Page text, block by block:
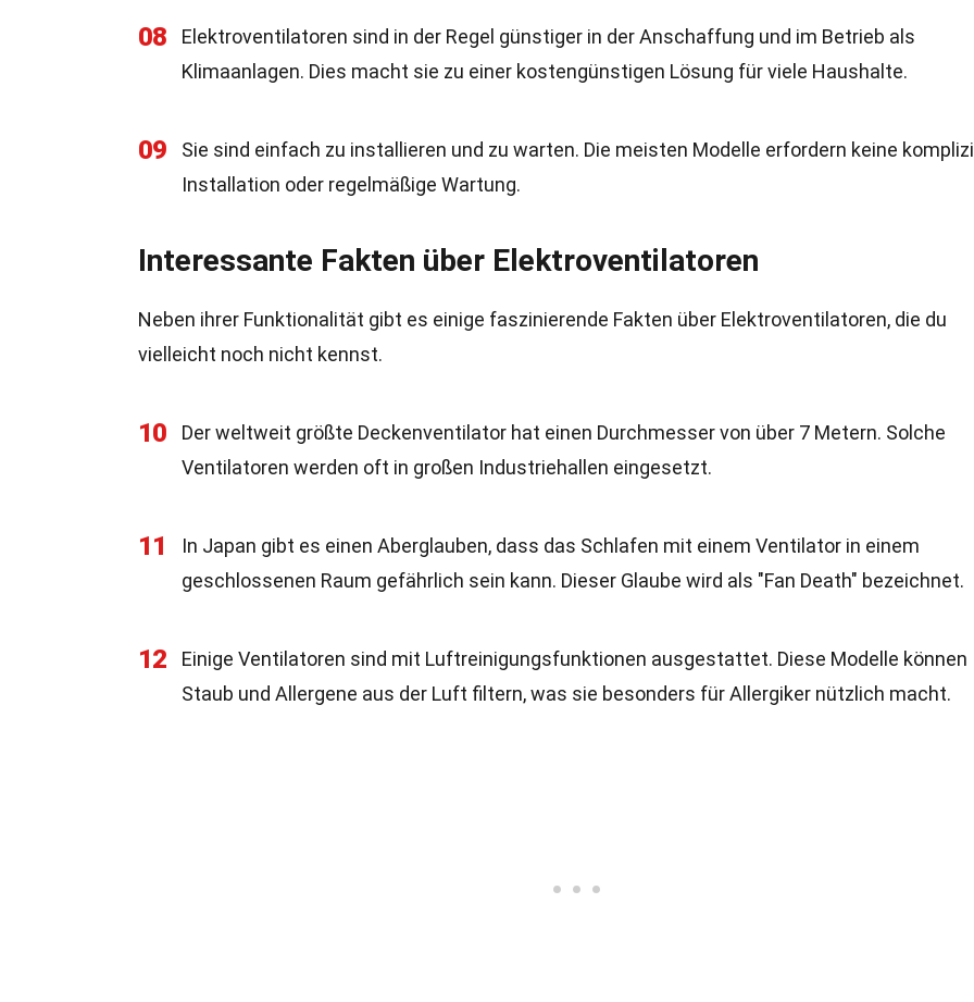
08
Elektroventilatoren sind in der Regel günstiger in der Anschaffung und im Betrieb als
Klimaanlagen. Dies macht sie zu einer kostengünstigen Lösung für viele Haushalte.
09
Sie sind einfach zu installieren und zu warten. Die meisten Modelle erfordern keine
Installation oder regelmäßige Wartung.
Interessante Fakten über Elektroventilatoren
Neben ihrer Funktionalität gibt es einige faszinierende Fakten über Elektroventilatoren, die du
vielleicht noch nicht kennst.
10
Der weltweit größte Deckenventilator hat einen Durchmesser von über 7 Metern. Solche
Ventilatoren werden oft in großen Industriehallen eingesetzt.
11
In Japan gibt es einen Aberglauben, dass das Schlafen mit einem Ventilator in einem
geschlossenen Raum gefährlich sein kann. Dieser Glaube wird als "Fan Death" bezeichnet.
12
Einige Ventilatoren sind mit Luftreinigungsfunktionen ausgestattet. Diese Modelle können
Staub und Allergene aus der Luft filtern, was sie besonders für Allergiker nützlich macht.